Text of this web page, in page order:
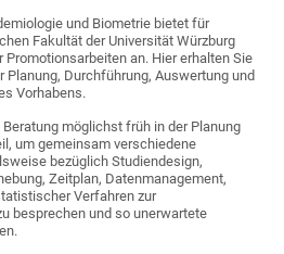
und Biometrie bietet für
Fakultät der Universität Würzburg
an. Hier erhalten Sie
Durchführung, Auswertung und
Vorhabens.
möglichst früh in der Planung
um gemeinsam verschiedene
bezüglich Studiendesign,
Zeitplan, Datenmanagement,
Verfahren zur
besprechen und so unerwartete